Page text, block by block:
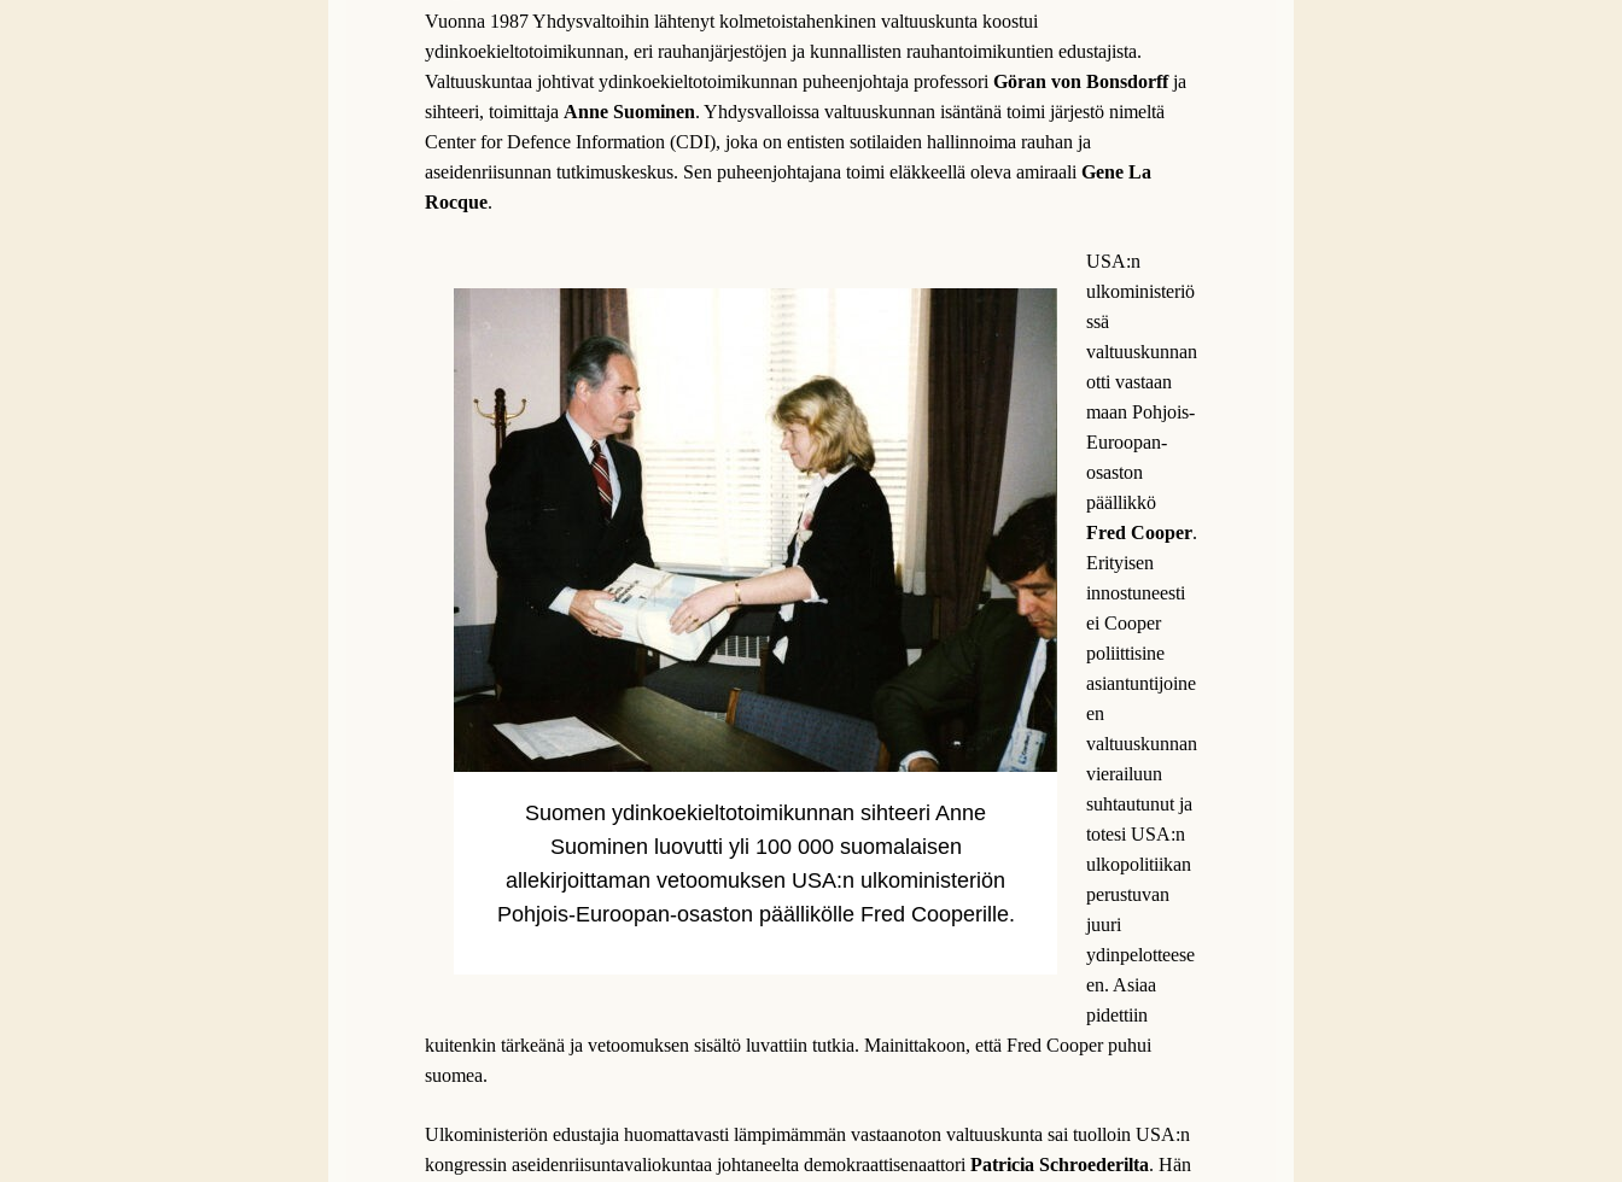
Vuonna 1987 Yhdysvaltoihin lähtenyt kolmetoistahenkinen valtuuskunta koostui
ydinkoekieltotoimikunnan, eri rauhanjärjestöjen ja kunnallisten rauhantoimikuntien edustajista.
Valtuuskuntaa johtivat ydinkoekieltotoimikunnan puheenjohtaja professori Göran von Bonsdorffja
sihteeri, toimittaja Anne Suominen. Yhdysvalloissa valtuuskunnan isäntänä toimi järjestö nimeltä
Center for Defence Information (CDI), joka on entisten sotilaiden hallinnoima rauhan ja
aseidenriisunnan tutkimuskeskus. Sen puheenjohtajana toimi eläkkeellä oleva amiraali Gene La
Rocque.
Suomen ydinkoekieltotoimikunnan sihteeri Anne
Suominen luovutti yli 100 000 suomalaisen
allekirjoittaman vetoomuksen USA:n ulkoministeriön
Pohjois-Euroopan-osaston päällikölle Fred Cooperille.
USA:n
ulkoministeriö
ssä
valtuuskunnan
otti vastaan
maan Pohjois-
Euroopan-
osaston
päällikkö
Fred Cooper.
Erityisen
innostuneesti
ei Cooper
poliittisine
asiantuntijoine
en
valtuuskunnan
vierailuun
suhtautunut ja
totesi USA:n
ulkopolitiikan
perustuvan
juuri
ydinpelotteese
en. Asiaa
pidettiin
kuitenkin tärkeänä ja vetoomuksen sisältö luvattiin tutkia. Mainittakoon, että Fred Cooper puhui
suomea.
Ulkoministeriön edustajia huomattavasti lämpimämmän vastaanoton valtuuskunta sai tuolloin USA:n
kongressin aseidenriisuntavaliokuntaa johtaneelta demokraattisenaattori Patricia Schroederilta. Hän